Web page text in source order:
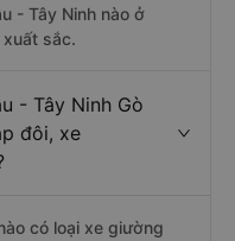
- Tây Ninh nào ở
sắc.
- Tây Ninh Gò
đôi, xe
có loại xe giường